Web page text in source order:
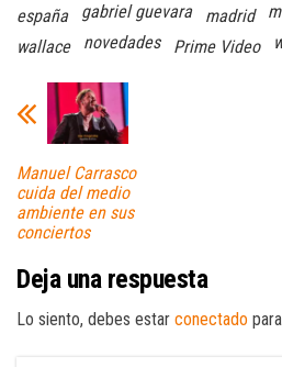
españa
gabriel guevara madrid
wallace
novedades Prime Video
Manuel Carrasco
cuida del medio
ambiente en sus
conciertos
Deja una respuesta
Lo siento, debes estar conectado